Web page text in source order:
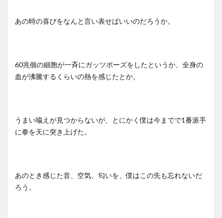
あの時の喜びをなんと言い表せばいいのだろうか。
60兆個の細胞が一斉にガッツポーズをしたというか、全身の
血が沸騰するくらいの熱を感じたとか。
うまい喩えが見つからないが、とにかく僕は今までで1番派手
に拳を天に突き上げた。
あのとき感じた音、空気、匂いを、僕はこの先も忘れないだ
ろう。